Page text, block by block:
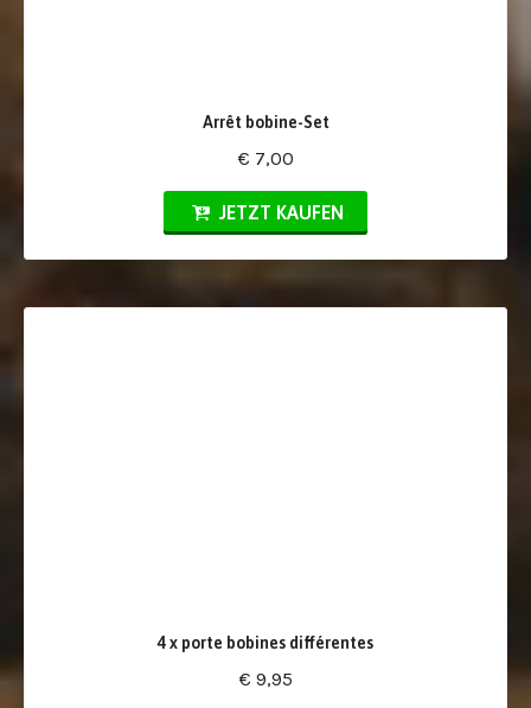
Arrêt bobine-Set
€ 7,00
JETZT KAUFEN
4 x porte bobines différentes
€ 9,95